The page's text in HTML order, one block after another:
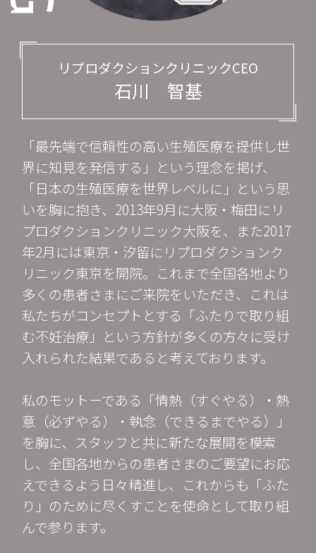
「最先端で信頼性の高い生殖医療を提供し世
界に知見を発信する」という理念を掲げ、
「日本の生殖医療を世界レベルに」という思
いを胸に抱き、2013年9月に大阪・梅田にリ
プロダクションクリニック大阪を、また2017
年2月には東京・汐留にリプロダクションク
リニック東京を開院。これまで全国各地より
多くの患者さまにご来院をいただき、これは
私たちがコンセプトとする「ふたりで取り組
む不妊治療」という方針が多くの方々に受け
入れられた結果であると考えております。
私のモットーである「情熱（すぐやる）・熱
意（必ずやる）・執念（できるまでやる）」
を胸に、スタッフと共に新たな展開を模索
し、全国各地からの患者さまのご要望にお応
えできるよう日々精進し、これからも「ふた
り」のために尽くすことを使命として取り組
んで参ります。
リプロダクションクリニックCEO
石川 智基